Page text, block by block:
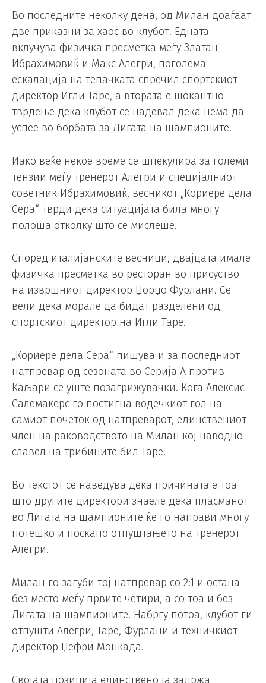
Во последните неколку дена, од Милан доаѓаат
две приказни за хаос во клубот. Едната
вклучува физичка пресметка меѓу Златан
Ибрахимовиќ и Макс Алегри, поголема
ескалација на тепачката спречил спортскиот
директор Игли Таре, а втората е шокантно
тврдење дека клубот се надевал дека нема да
успее во борбата за Лигата на шампионите.
Иако веќе некое време се шпекулира за големи
тензии меѓу тренерот Алегри и специјалниот
советник Ибрахимовиќ, весникот „Кориере дела
Сера“ тврди дека ситуацијата била многу
полоша отколку што се мислеше.
Според италијанските весници, двајцата имале
физичка пресметка во ресторан во присуство
на извршниот директор Џорџо Фурлани. Се
вели дека морале да бидат разделени од
спортскиот директор на Игли Таре.
„Кориере дела Сера“ пишува и за последниот
натпревар од сезоната во Серија А против
Каљари се уште позагрижувачки. Кога Алексис
Салемакерс го постигна водечкиот гол на
самиот почеток од натпреварот, единствениот
член на раководството на Милан кој наводно
славел на трибините бил Таре.
Во текстот се наведува дека причината е тоа
што другите директори знаеле дека пласманот
во Лигата на шампионите ќе го направи многу
потешко и поскапо отпуштањето на тренерот
Алегри.
Милан го загуби тој натпревар со 2:1 и остана
без место меѓу првите четири, а со тоа и без
Лигата на шампионите. Набргу потоа, клубот ги
отпушти Алегри, Таре, Фурлани и техничкиот
директор Џефри Монкада.
Својата позиција единствено ја задржа